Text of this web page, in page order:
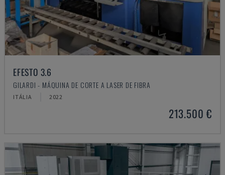
EFESTO 3.6
GILARDI - MÁQUINA DE CORTE A LASER DE FIBRA
ITÁLIA 2022
213.500 €